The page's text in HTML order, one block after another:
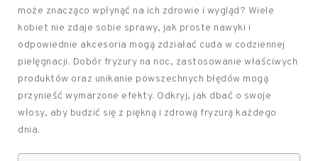
może znacząco wpłynąć na ich zdrowie i wygląd? Wiele
kobiet nie zdaje sobie sprawy, jak proste nawyki i
odpowiednie akcesoria mogą zdziałać cuda w codziennej
pielęgnacji. Dobór fryzury na noc, zastosowanie właściwych
produktów oraz unikanie powszechnych błędów mogą
przynieść wymarzone efekty. Odkryj, jak dbać o swoje
włosy, aby budzić się z piękną i zdrową fryzurą każdego
dnia.